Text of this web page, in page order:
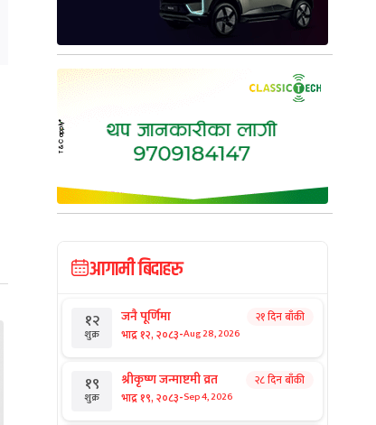
आगामी बिदाहरु
१२
शुक्र
जनै पूर्णिमा
भाद्र १२, २०८३-Aug 28, 2026
२१ दिन बाँकी
१९
शुक्र
श्रीकृष्ण जन्माष्टमी व्रत
भाद्र १९, २०८३-Sep 4, 2026
२८ दिन बाँकी